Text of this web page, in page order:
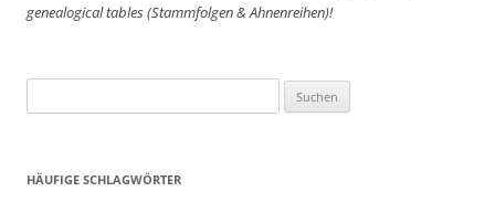
genealogical tables (Stammfolgen & Ahnenreihen)!
nach:
HÄUFIGE SCHLAGWÖRTER